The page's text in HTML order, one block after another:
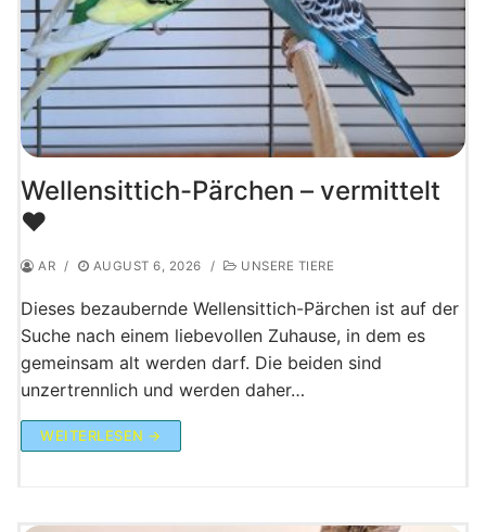
Wellensittich-Pärchen – vermittelt
♥️
AR / AUGUST 6, 2026 / UNSERE TIERE
Dieses bezaubernde Wellensittich-Pärchen ist auf der
Suche nach einem liebevollen Zuhause, in dem es
gemeinsam alt werden darf. Die beiden sind
unzertrennlich und werden daher…
WEITERLESEN →